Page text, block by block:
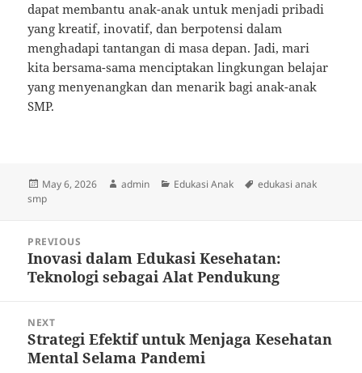
dapat membantu anak-anak untuk menjadi pribadi
yang kreatif, inovatif, dan berpotensi dalam
menghadapi tantangan di masa depan. Jadi, mari
kita bersama-sama menciptakan lingkungan belajar
yang menyenangkan dan menarik bagi anak-anak
SMP.
Posted
on
May 6, 2026 Author
admin Categories
Edukasi Anak Tags
edukasi anak
smp
navigation
PREVIOUS
Previous
post:
Inovasi dalam Edukasi Kesehatan:
Teknologi sebagai Alat Pendukung
NEXT
Next
post:
Strategi Efektif untuk Menjaga Kesehatan
Mental Selama Pandemi